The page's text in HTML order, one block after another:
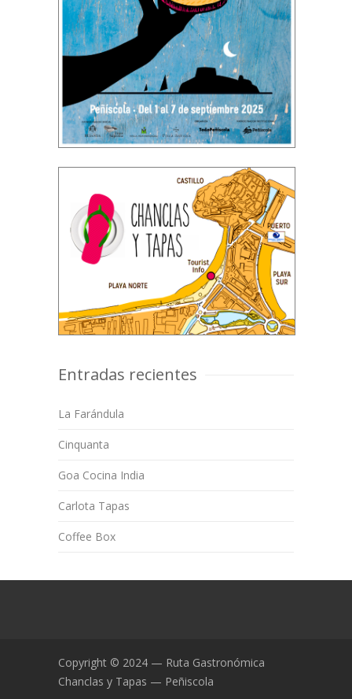
Entradas recientes
La Farándula
Cinquanta
Goa Cocina India
Carlota Tapas
Coffee Box
Copyright © 2024 — Ruta Gastronómica
Chanclas y Tapas — Peñiscola